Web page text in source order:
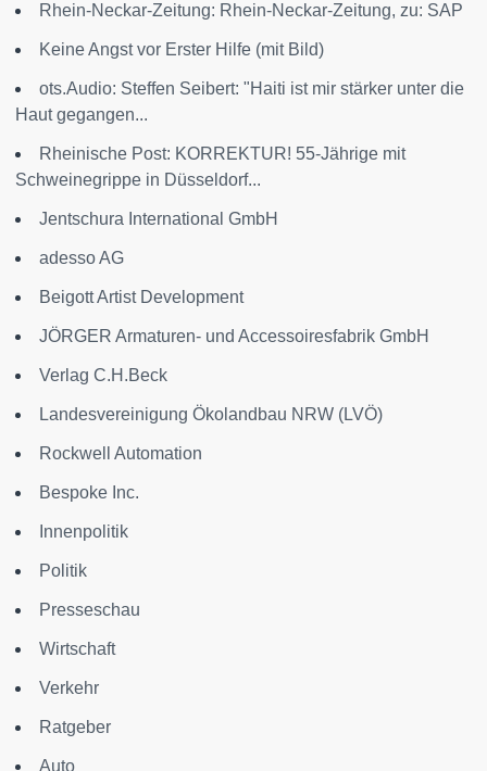
Rhein-Neckar-Zeitung: Rhein-Neckar-Zeitung, zu: SAP
Keine Angst vor Erster Hilfe (mit Bild)
ots.Audio: Steffen Seibert: "Haiti ist mir stärker unter die
Haut gegangen...
Rheinische Post: KORREKTUR! 55-Jährige mit
Schweinegrippe in Düsseldorf...
Jentschura International GmbH
adesso AG
Beigott Artist Development
JÖRGER Armaturen- und Accessoiresfabrik GmbH
Verlag C.H.Beck
Landesvereinigung Ökolandbau NRW (LVÖ)
Rockwell Automation
Bespoke Inc.
Innenpolitik
Politik
Presseschau
Wirtschaft
Verkehr
Ratgeber
Auto